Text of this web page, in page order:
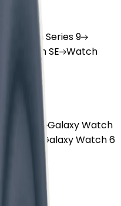
WatchSeries 9
WatchSE Watch
GalaxyWatch
GalaxyWatch 6